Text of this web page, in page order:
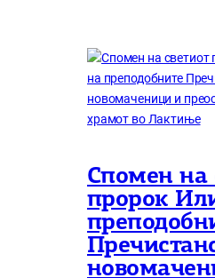
Спомен на
пророк